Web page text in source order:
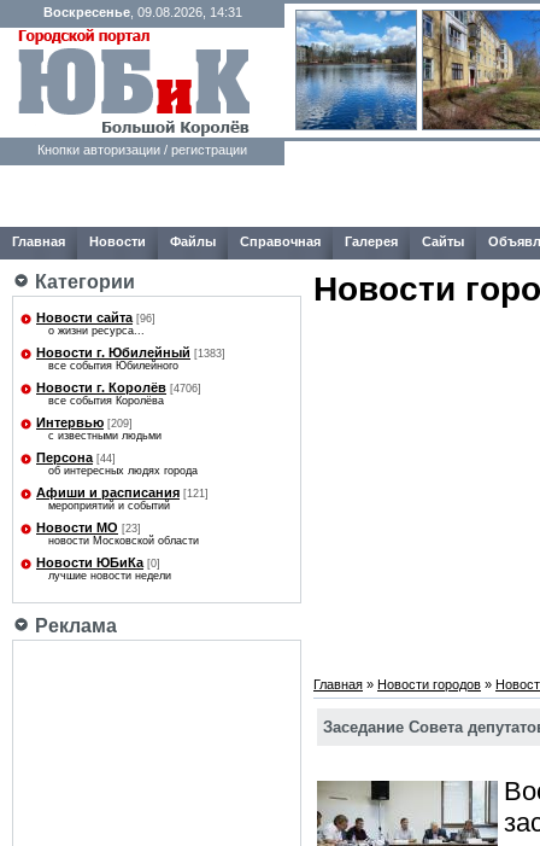
Воскресенье, 09.08.2026, 14:31
Кнопки авторизации / регистрации
Главная Новости Файлы Справочная Галерея Сайты
Категории
Новости сайта [96]
о жизни ресурса...
Новости г. Юбилейный [1383]
все события Юбилейного
Новости г. Королёв [4706]
все события Королёва
Интервью [209]
с известными людьми
Персона [44]
об интересных людях города
Афиши и расписания [121]
мероприятий и событий
Новости МО [23]
новости Московской области
Новости ЮБиКа [0]
лучшие новости недели
Реклама
Новости
Главная » Новости городов »
Заседание Совета